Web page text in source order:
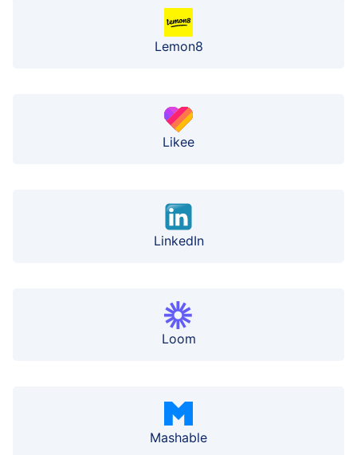
Lemon8
Likee
LinkedIn
Loom
Mashable